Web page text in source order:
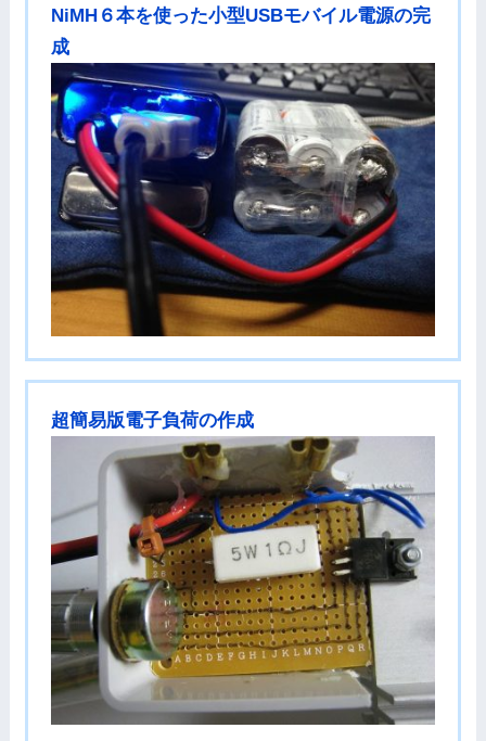
NiMH６本を使った小型USBモバイル電源の完
成
超簡易版電子負荷の作成